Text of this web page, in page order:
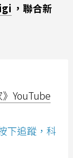
，聯合新
YouTube
下追蹤，科